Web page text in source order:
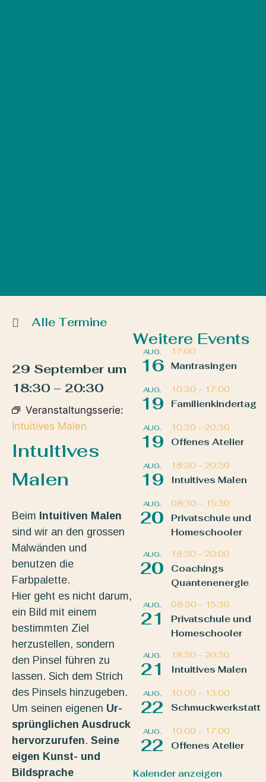
Alle Termine
29 September um
18:30 – 20:30
Veranstaltungsserie:
Intuitives Malen
Intuitives
Malen
Beim Intuitiven Malen
sind wir an den grossen
Malwänden und
benutzen die
Farbpalette.
Hier geht es nicht darum,
ein Bild mit einem
bestimmten Ziel
herzustellen, sondern
den Pinsel führen zu
lassen. Sich dem Strich
des Pinsels hinzugeben.
Um seinen eigenen Ur-
sprünglichen Ausdruck
hervorzurufen. Seine
eigen Kunst- und
Bildsprache
Weitere Events
AUG.
16
17:00
Mantrasingen
AUG.
19
10:30 – 17:00
Familienkindertag
AUG.
19
10:30 – 20:30
Offenes Atelier
AUG.
19
18:30 – 20:30
Intuitives Malen
AUG.
20
08:30 – 15:30
Privatschule und
Homeschooler
AUG.
20
18:30 – 20:00
Coachings
Quantenenergie
AUG.
21
08:30 – 15:30
Privatschule und
Homeschooler
AUG.
21
18:30 – 20:30
Intuitives Malen
AUG.
22
10:00 – 13:00
Schmuckwerkstatt
AUG.
22
10:00 – 17:00
Offenes Atelier
Kalender anzeigen